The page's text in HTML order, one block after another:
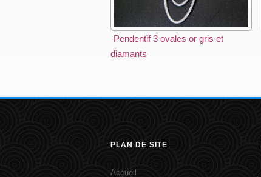
Pendentif 3 ovales or gris et
diamants
PLAN DE SITE
Accueil